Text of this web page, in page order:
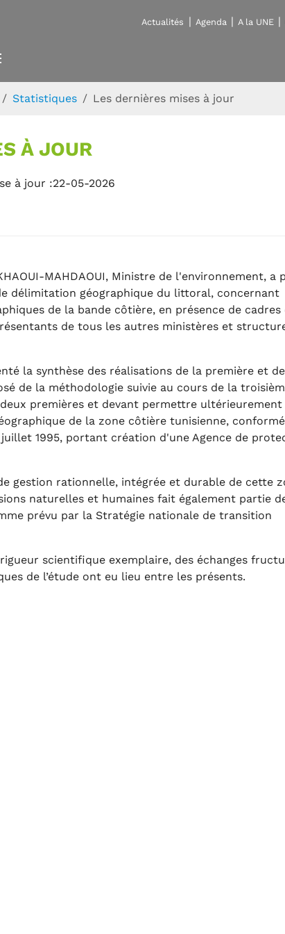
Actualités Agenda A la UNE
Statistiques Les dernières mises à jour
À JOUR
à jour :22-05-2026
MAHDAOUI, Ministre de l'environnement, a
délimitation géographique du littoral, concernant
de la bande côtière, en présence de cadres
de tous les autres ministères et
la synthèse des réalisations de la première et
de la méthodologie suivie au cours de la
premières et devant permettre ultérieurement
de la zone côtière tunisienne,
1995, portant création d'une Agence de
gestion rationnelle, intégrée et durable de cette
naturelles et humaines fait également partie
prévu par la Stratégie nationale de transition
scientifique exemplaire, des échanges
de l’étude ont eu lieu entre les présents.